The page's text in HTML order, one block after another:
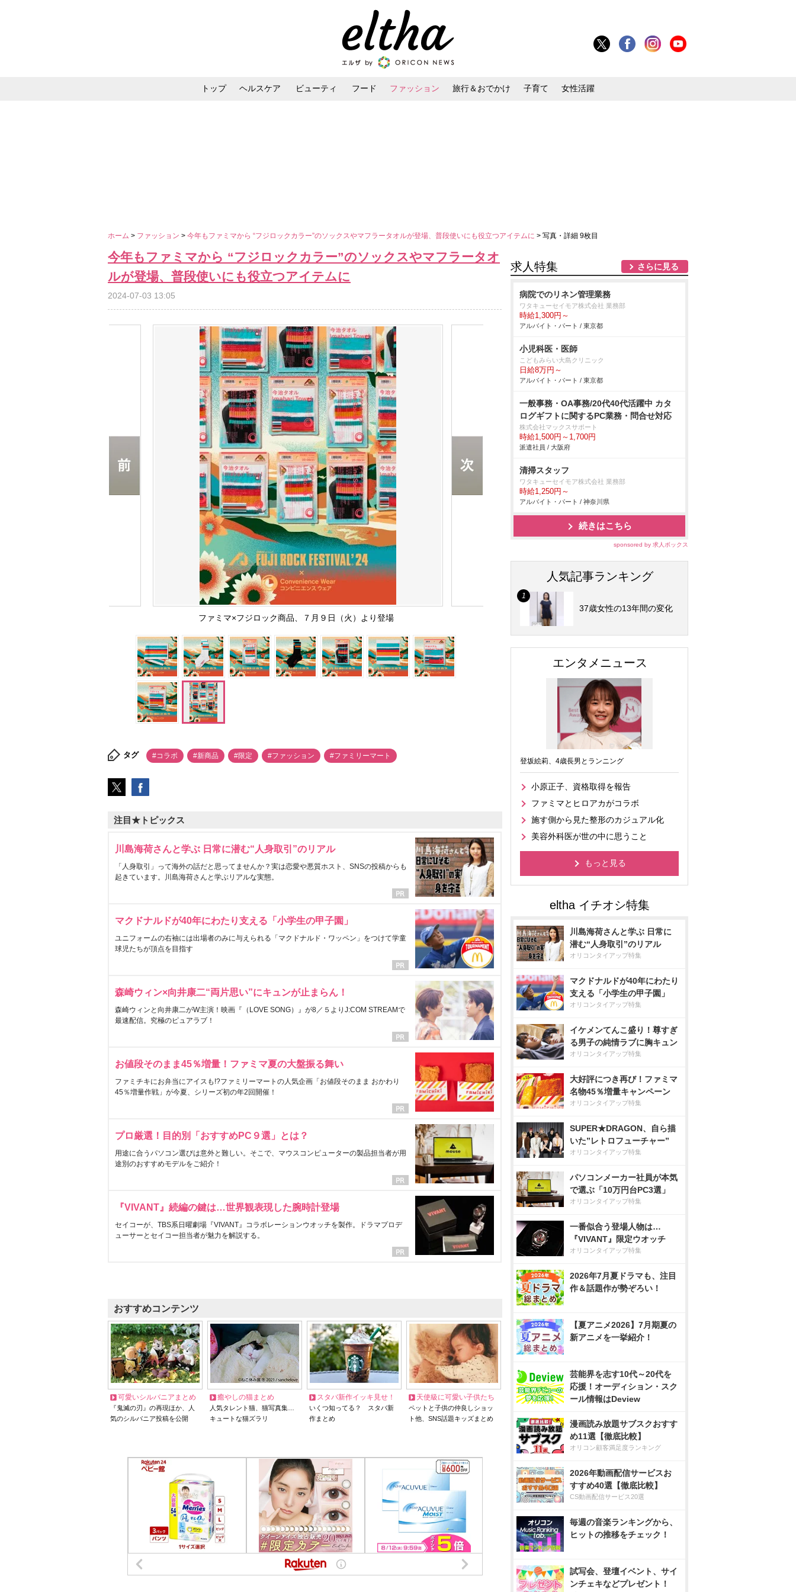
トップ ヘルスケア ビューティ フード ファッション 旅行＆おでかけ 子育て 女性活躍
ホーム > ファッション > 今年もファミマから “フジロックカラー”のソックスやマフラータオルが登場、普段使いにも役立つアイテムに > 写真・詳細 9枚目
今年もファミマから “フジロックカラー”のソックスやマフラータオ
ルが登場、普段使いにも役立つアイテムに
2024-07-03 13:05
ファミマ×フジロック商品、７月９日（火）より登場
タグ #コラボ #新商品 #限定 #ファッション #ファミリーマート
注目★トピックス
川島海荷さんと学ぶ 日常に潜む“人身取引”のリアル
「人身取引」って海外の話だと思ってませんか？実は恋愛や悪質ホスト、SNSの投稿からも
起きています。川島海荷さんと学ぶリアルな実態。
マクドナルドが40年にわたり支える「小学生の甲子園」
ユニフォームの右袖には出場者のみに与えられる「マクドナルド・ワッペン」をつけて学童
球児たちが頂点を目指す
森崎ウィン×向井康二“両片思い”にキュンが止まらん！
森崎ウィンと向井康二がW主演！映画『（LOVE SONG）』が8／５よりJ:COM STREAMで
最速配信。究極のピュアラブ！
お値段そのまま45％増量！ファミマ夏の大盤振る舞い
ファミチキにお弁当にアイスも!?ファミリーマートの人気企画「お値段そのまま おかわり
45％増量作戦」が今夏、シリーズ初の年2回開催！
プロ厳選！目的別「おすすめPC９選」とは？
用途に合うパソコン選びは意外と難しい。そこで、マウスコンピューターの製品担当者が用
途別のおすすめモデルをご紹介！
『VIVANT』続編の鍵は…世界観表現した腕時計登場
セイコーが、TBS系日曜劇場『VIVANT』コラボレーションウオッチを製作。ドラマプロデ
ューサーとセイコー担当者が魅力を解説する。
おすすめコンテンツ
可愛いシルバニアまとめ
『鬼滅の刃』の再現ほか、人
気のシルバニア投稿を公開
癒やしの猫まとめ
人気タレント猫、猫写真集…
キュートな猫ズラリ
スタバ新作イッキ見せ！
いくつ知ってる？ スタバ新
作まとめ
天使級に可愛い子供たち
ペットと子供の仲良しショッ
ト他、SNS話題キッズまとめ
求人特集 さらに見る
病院でのリネン管理業務
ワタキューセイモア株式会社 業務部
時給1,300円～
アルバイト・パート / 東京都
小児科医・医師
こどもみらい大島クリニック
日給8万円～
アルバイト・パート / 東京都
一般事務・OA事務/20代40代活躍中 カタ
ログギフトに関するPC業務・問合せ対応
株式会社マックスサポート
時給1,500円～1,700円
派遣社員 / 大阪府
清掃スタッフ
ワタキューセイモア株式会社 業務部
時給1,250円～
アルバイト・パート / 神奈川県
続きはこちら
sponsored by 求人ボックス
人気記事ランキング
37歳女性の13年間の変化
エンタメニュース
登坂絵莉、4歳長男とランニング
小原正子、資格取得を報告
ファミマとヒロアカがコラボ
施す側から見た整形のカジュアル化
美容外科医が世の中に思うこと
もっと見る
川島海荷さんと学ぶ 日常に
潜む“人身取引”のリアル
オリコンタイアップ特集
マクドナルドが40年にわたり
支える「小学生の甲子園」
オリコンタイアップ特集
イケメンてんこ盛り！尊すぎ
る男子の純情ラブに胸キュン
オリコンタイアップ特集
大好評につき再び！ファミマ
名物45％増量キャンペーン
オリコンタイアップ特集
SUPER★DRAGON、自ら描
いた”レトロフューチャー”
オリコンタイアップ特集
パソコンメーカー社員が本気
で選ぶ「10万円台PC3選」
オリコンタイアップ特集
一番似合う登場人物は…
『VIVANT』限定ウオッチ
オリコンタイアップ特集
2026年7月夏ドラマも、注目
作＆話題作が勢ぞろい！
【夏アニメ2026】7月期夏の
新アニメを一挙紹介！
芸能界を志す10代～20代を
応援！オーディション・スク
ール情報はDeview
漫画読み放題サブスクおすす
め11選【徹底比較】
オリコン顧客満足度ランキング
2026年動画配信サービスお
すすめ40選【徹底比較】
CS動画配信サービス20選
毎週の音楽ランキングから、
ヒットの推移をチェック！
試写会、登壇イベント、サイ
ンチェキなどプレゼント！